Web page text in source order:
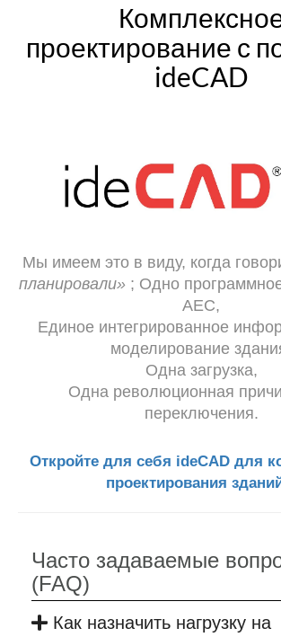
проектирование с
ideCAD
Мы имеем это в виду, когда
планировали»; Одно
AEC,
Единое интегрированное
моделирование
Одна загрузка,
Одна революционная
переключения.
Откройте для себя ideCAD для
проектирования
Часто задаваемые
(FAQ)
Как назначить нагрузку на